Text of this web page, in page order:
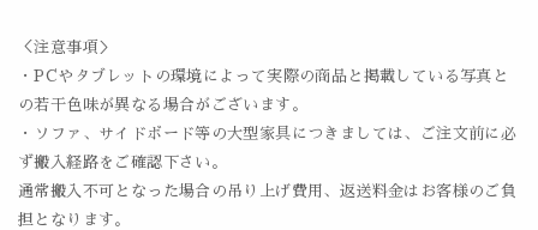
＜注意事項＞
・PCやタブレットの環境によって実際の商品と掲載している写真と
の若干色味が異なる場合がございます。
・ソファ、サイドボード等の大型家具につきましては、ご注文前に必
ず搬入経路をご確認下さい。
通常搬入不可となった場合の吊り上げ費用、返送料金はお客様のご負
担となります。